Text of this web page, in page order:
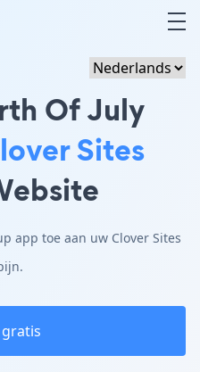
Of July
Sites
app toe aan uw Clover Sites